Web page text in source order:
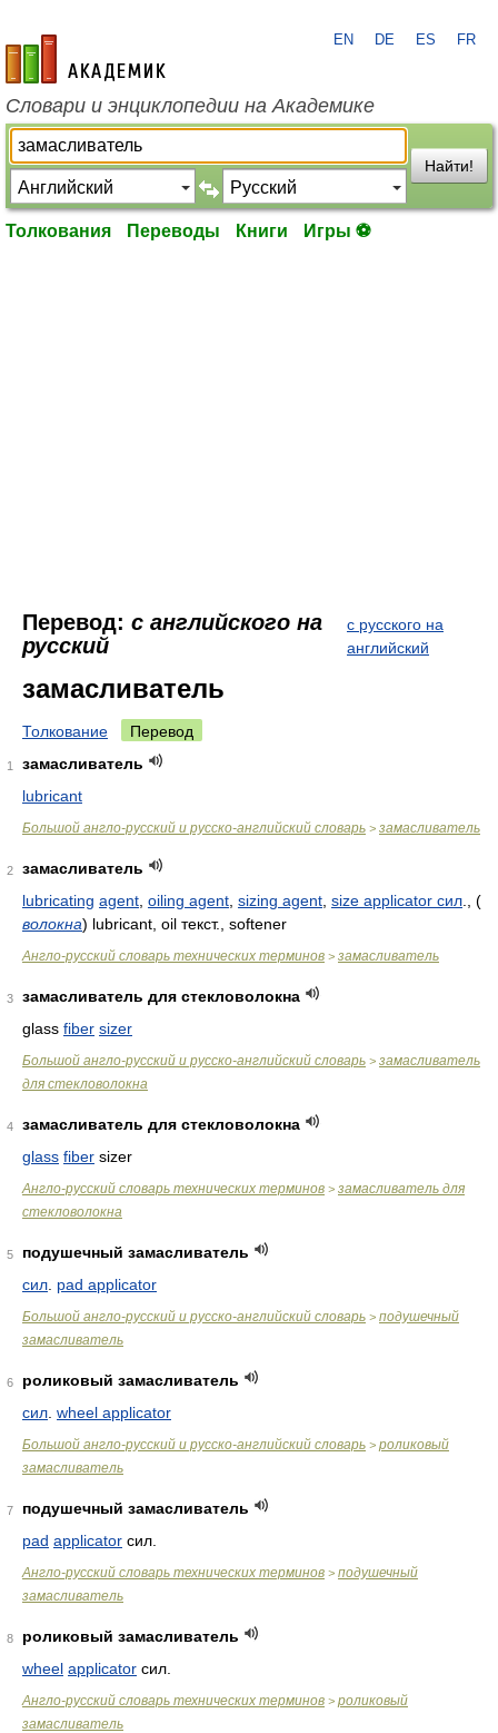
academic.ru
EN DE ES FR
Словари и энциклопедии на Академике
Найти!
Толкования Переводы Книги Игры ⚽
Перевод: с английского на
русский
с русского на
английский
замасливатель
Толкование Перевод
1
замасливатель
lubricant
Большой англо-русский и русско-английский словарь > замасливатель
2
замасливатель
lubricating agent oiling agent sizing agent size applicator сил
(
волокна) lubricant, oil текст., softener
Англо-русский словарь технических терминов > замасливатель
3
замасливатель для стекловолокна
glass fiber sizer
Большой англо-русский и русско-английский словарь > замасливатель
для стекловолокна
4
замасливатель для стекловолокна
glass fiber sizer
Англо-русский словарь технических терминов > замасливатель для
стекловолокна
5
подушечный замасливатель
сил pad applicator
Большой англо-русский и русско-английский словарь > подушечный
замасливатель
6
роликовый замасливатель
сил wheel applicator
Большой англо-русский и русско-английский словарь > роликовый
замасливатель
7
подушечный замасливатель
pad applicator сил.
Англо-русский словарь технических терминов > подушечный
замасливатель
8
роликовый замасливатель
wheel applicator сил.
Англо-русский словарь технических терминов > роликовый
замасливатель